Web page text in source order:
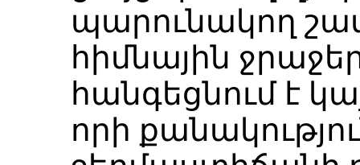
պարունակող
հիմնային
հանգեցնում է
որի